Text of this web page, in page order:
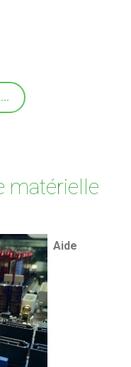
matérielle
Aide